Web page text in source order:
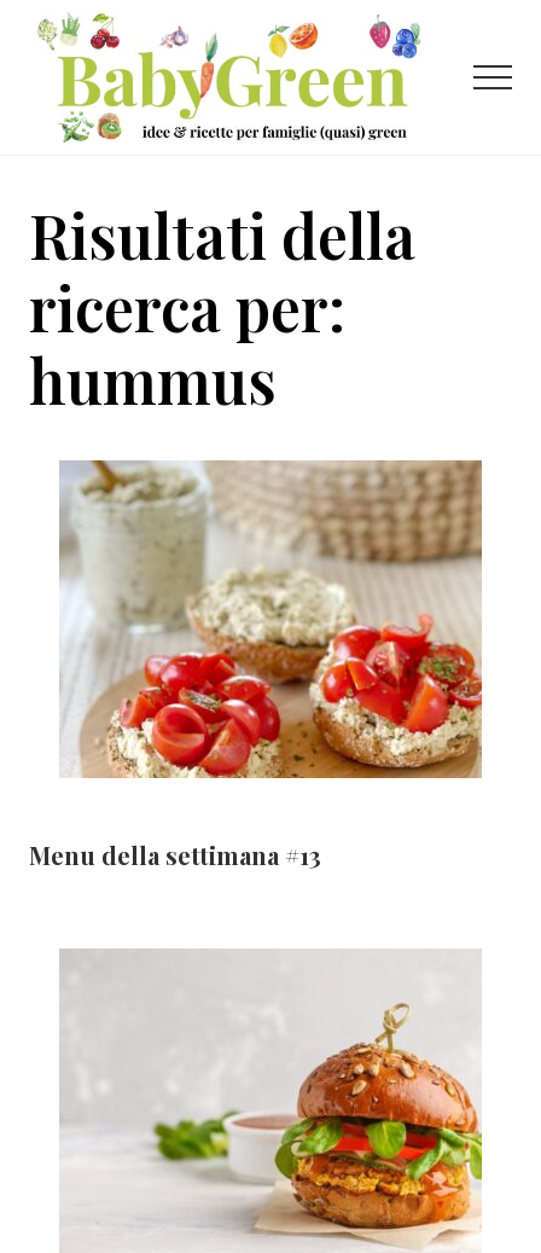
Menu
Passa
contenuto
principale
Passa
ricette
famiglie
(quasi)
green
Menu
Risultati della
ricerca per:
hummus
Menu della settimana #13